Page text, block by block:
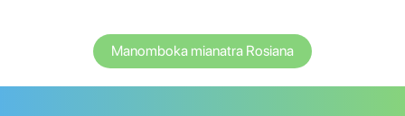
Manomboka mianatra Rosiana